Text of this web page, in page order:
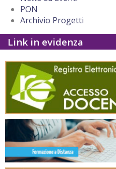
PON
Archivio Progetti
Link in evidenza